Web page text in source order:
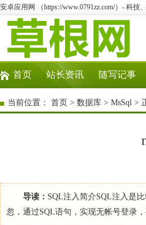
安卓应用网 （https://www.0791zz.com/）- 科
首页 站长资讯 随写记事
当前位置： 首页 > 数据库 > MsSql >
导读： SQL注入简介SQL注入是
忽，通过SQL语句，实现无帐号登录，